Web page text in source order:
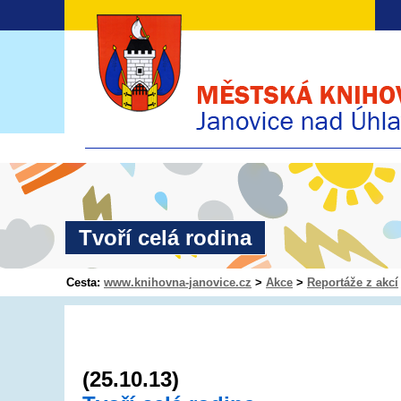
Tvoří celá rodina
Cesta: www.knihovna-janovice.cz > Akce > Reportáže z akcí
(25.10.13)